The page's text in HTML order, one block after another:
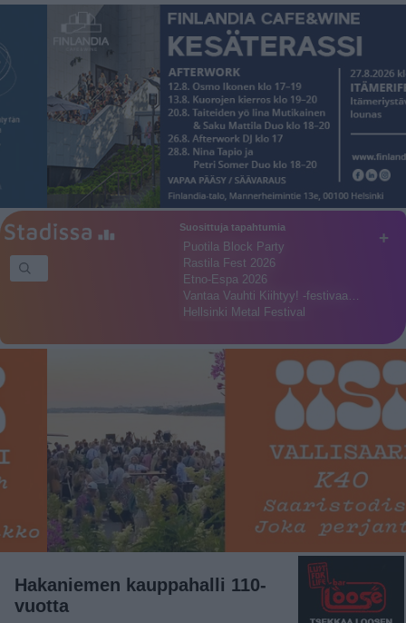
+
Suosittuja tapahtumia
Puotila Block Party
Rastila Fest 2026
Etno-Espa 2026
Vantaa Vauhti Kiihtyy! -festivaa…
Hellsinki Metal Festival
Hakaniemen kauppahalli 110-
vuotta